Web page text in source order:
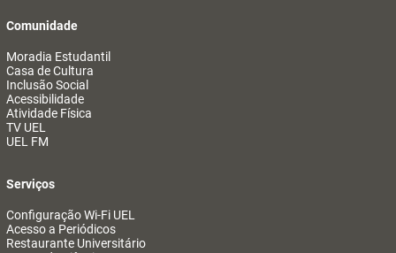
Comunidade
Moradia Estudantil
Casa de Cultura
Inclusão Social
Acessibilidade
Atividade Física
TV UEL
UEL FM
Serviços
Configuração Wi-Fi UEL
Acesso a Periódicos
Restaurante Universitário